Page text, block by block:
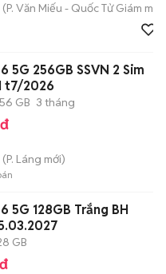
(P. Văn Miếu - Quốc Tử Giám mới)
5G 256GB SSVN 2 Sim
t7/2026
GB 3 tháng
(P. Láng mới)
5G 128GB Trắng BH
GB